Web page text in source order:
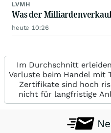
LVMH
Was der
heute 10:26
Im Durchschnitt
Verluste beim Handel mit
Zertifikate sind hoch
nicht für langfristige